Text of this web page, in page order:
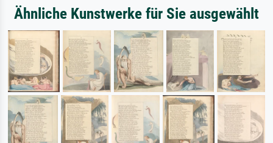
Ähnliche Kunstwerke für Sie ausgewählt